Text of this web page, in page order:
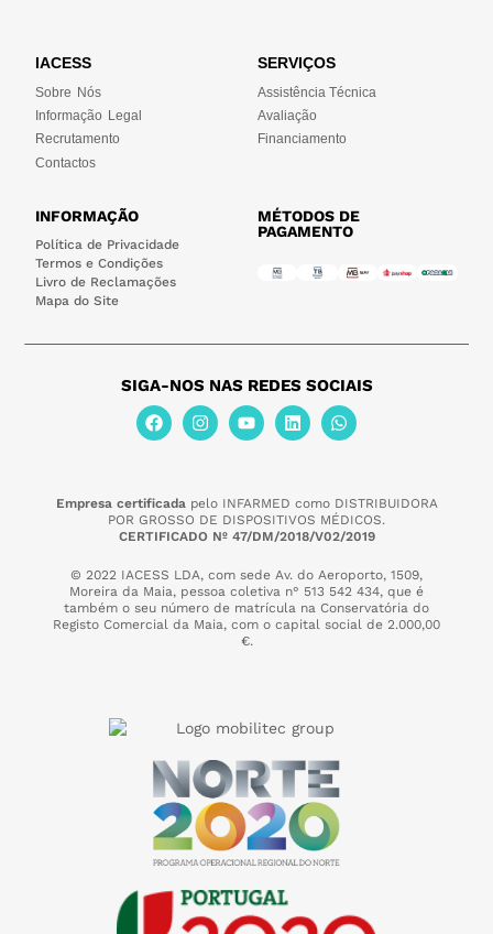
IACESS
Sobre Nós
Informação Legal
Recrutamento
Contactos
SERVIÇOS
Assistência Técnica
Avaliação
Financiamento
INFORMAÇÃO
Política de Privacidade
Termos e Condições
Livro de Reclamações
Mapa do Site
MÉTODOS DE
PAGAMENTO
SIGA-NOS NAS REDES SOCIAIS
Empresa certificadapelo INFARMED como DISTRIBUIDORA
POR GROSSO DE DISPOSITIVOS MÉDICOS.
CERTIFICADO Nº 47/DM/2018/V02/2019
© 2022 IACESS LDA, com sede Av. do Aeroporto, 1509,
Moreira da Maia, pessoa coletiva n° 513 542 434, que é
também o seu número de matrícula na Conservatória do
Registo Comercial da Maia, com o capital social de 2.000,00
€.